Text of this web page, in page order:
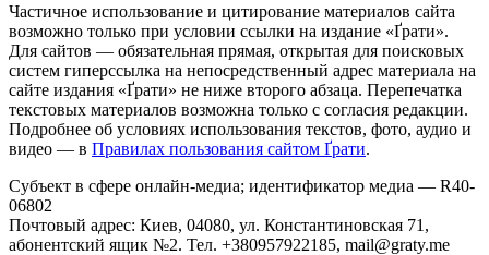
Частичное использование и цитирование материалов сайта
возможно только при условии ссылки на издание «Ґрати».
Для сайтов — обязательная прямая, открытая для поисковых
систем гиперссылка на непосредственный адрес материала на
сайте издания «Ґрати» не ниже второго абзаца. Перепечатка
текстовых материалов возможна только с согласия редакции.
Подробнее об условиях использования текстов, фото, аудио и
видео — в Правилах пользования сайтом Ґрати.
Субъект в сфере онлайн-медиа; идентификатор медиа — R40-
06802
Почтовый адрес: Киев, 04080, ул. Константиновская 71,
абонентский ящик №2. Тел. +380957922185, mail@graty.me